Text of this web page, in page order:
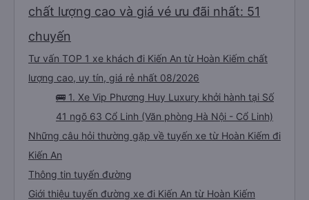
chất lượng cao và giá vé ưu đãi nhất: 51
chuyến
Tư vấn TOP 1 xe khách đi Kiến An từ Hoàn Kiếm chất
lượng cao, uy tín, giá rẻ nhất 08/2026
🚌 1. Xe Vip Phương Huy Luxury khởi hành tại Số
41 ngõ 63 Cổ Linh (Văn phòng Hà Nội - Cổ Linh)
Những câu hỏi thường gặp về tuyến xe từ Hoàn Kiếm đi
Kiến An
Thông tin tuyến đường
Giới thiệu tuyến đường xe đi Kiến An từ Hoàn Kiếm